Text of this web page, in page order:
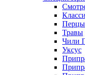
Перцы
Травы
Чили
Уксус